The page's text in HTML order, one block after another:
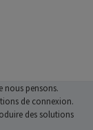
nous pensons.
de connexion.
des solutions